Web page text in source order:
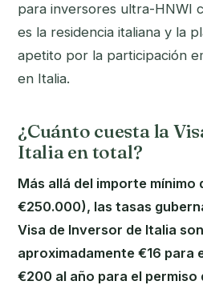
para inversores ultra-HNWI
es la residencia italiana y la
apetito por la participación
en Italia.
¿Cuánto cuesta la
Italia en total?
Más allá del importe mínimo
€250.000), las tasas
Visa de Inversor de Italia
aproximadamente €16 para
€200 al año para el permiso